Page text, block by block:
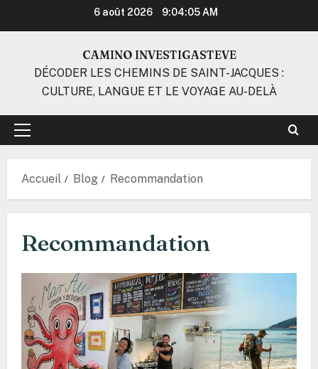
6 août 2026 9:04:05 AM
CAMINO INVESTIGASTEVE
DÉCODER LES CHEMINS DE SAINT-JACQUES :
CULTURE, LANGUE ET LE VOYAGE AU-DELÀ
Menu
Accueil Blog Recommandation
Recommandation